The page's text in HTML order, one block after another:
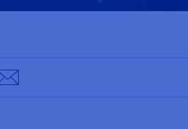
Linkedin
Send by email